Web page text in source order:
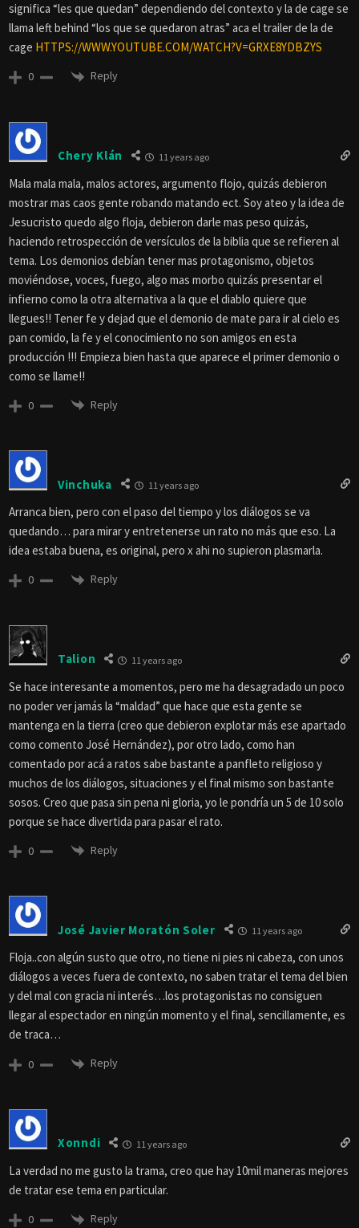
significa “les que quedan” dependiendo del contexto y la de cage se
llama left behind “los que se quedaron atras” aca el trailer de la de
cage HTTPS://WWW.YOUTUBE.COM/WATCH?V=GRXE8YDBZYS
0 Reply
Chery Klán 11 years ago
Mala mala mala, malos actores, argumento flojo, quizás debieron
mostrar mas caos gente robando matando ect. Soy ateo y la idea de
Jesucristo quedo algo floja, debieron darle mas peso quizás,
haciendo retrospección de versículos de la biblia que se refieren al
tema. Los demonios debían tener mas protagonismo, objetos
moviéndose, voces, fuego, algo mas morbo quizás presentar el
infierno como la otra alternativa a la que el diablo quiere que
llegues!! Tener fe y dejad que el demonio de mate para ir al cielo es
pan comido, la fe y el conocimiento no son amigos en esta
producción !!! Empieza bien hasta que aparece el primer demonio o
como se llame!!
0 Reply
Vinchuka 11 years ago
Arranca bien, pero con el paso del tiempo y los diálogos se va
quedando… para mirar y entretenerse un rato no más que eso. La
idea estaba buena, es original, pero x ahi no supieron plasmarla.
0 Reply
Talion 11 years ago
Se hace interesante a momentos, pero me ha desagradado un poco
no poder ver jamás la “maldad” que hace que esta gente se
mantenga en la tierra (creo que debieron explotar más ese apartado
como comento José Hernández), por otro lado, como han
comentado por acá a ratos sabe bastante a panfleto religioso y
muchos de los diálogos, situaciones y el final mismo son bastante
sosos. Creo que pasa sin pena ni gloria, yo le pondría un 5 de 10 solo
porque se hace divertida para pasar el rato.
0 Reply
José Javier Moratón Soler 11 years ago
Floja..con algún susto que otro, no tiene ni pies ni cabeza, con unos
diálogos a veces fuera de contexto, no saben tratar el tema del bien
y del mal con gracia ni interés…los protagonistas no consiguen
llegar al espectador en ningún momento y el final, sencillamente, es
de traca…
0 Reply
Xonndi 11 years ago
La verdad no me gusto la trama, creo que hay 10mil maneras mejores
de tratar ese tema en particular.
0 Reply